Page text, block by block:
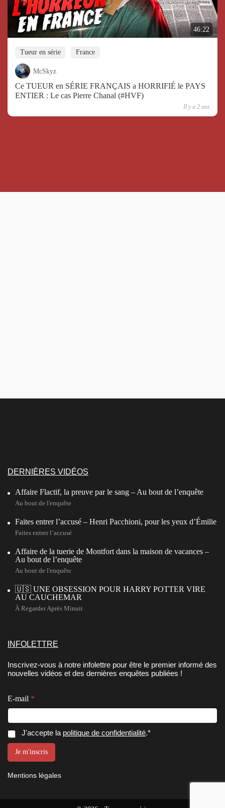
46:22
Tueur en série France
McSkyz
Ce TUEUR en SÉRIE FRANÇAIS a HORRIFIÉ le PAYS
ENTIER : Le cas Pierre Chanal (#HVF)
Il y a 2 ans
DERNIÈRES VIDÉOS
Affaire Flactif, la preuve par le sang – Au bout de l’enquête
Au bout de l'enquête
Faites entrer l’accusé – Henri Pacchioni, pour les yeux d’Émilie
Faites entrer l’accusé
Affaire de la tuerie de Montfort dans la maison de vacances –
Au bout de l’enquête
Au bout de l'enquête
🇺🇸 UNE OBSESSION POUR HARRY POTTER VIRE
AU CAUCHEMAR
À Regarder Après Minuit
INFOLETTRE
Inscrivez-vous à notre infolettre pour être le premier informé des
nouvelles vidéos et des dernières enquêtes publiées !
E-mail *
E
-
i
l
E
C
o
e
n
t
C
o
s
e
n
J'accepte la politique de confidentialité.*
Je m'inscris
Mentions légales